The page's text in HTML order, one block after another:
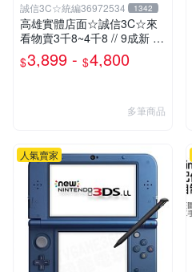
誠信3C☆統編36972534 1342
高雄實體店面☆誠信3C☆來
看物賣3千8~4千8 // 9成新 送
充電器 無改機 各色 功能正常
初代 小 3DS 主機 二手 也可
$3,899 - $4,800
多筆商品
人氣賣家